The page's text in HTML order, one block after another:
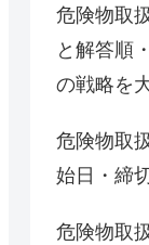
危険物取
と解答順
の戦略を
危険物取
始日・締
危険物取